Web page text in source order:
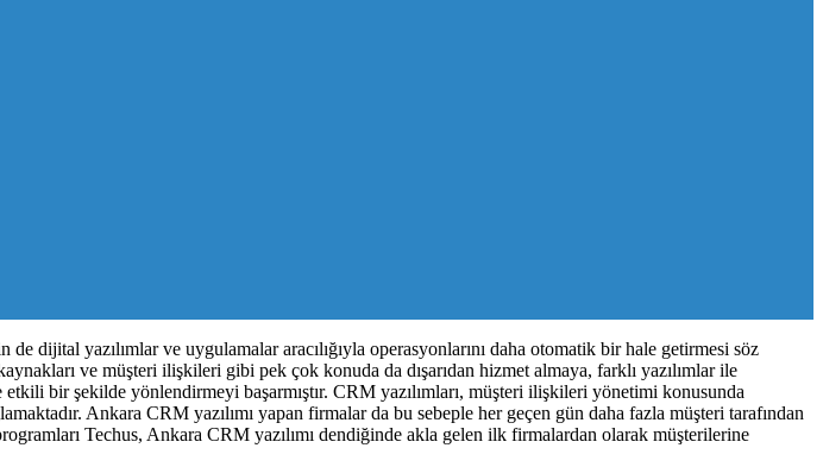
dijital yazılımlar ve uygulamalar aracılığıyla operasyonlarını daha otomatik bir hale getirmesi söz
ve müşteri ilişkileri gibi pek çok konuda da dışarıdan hizmet almaya, farklı yazılımlar ile
bir şekilde yönlendirmeyi başarmıştır. CRM yazılımları, müşteri ilişkileri yönetimi konusunda
Ankara CRM yazılımı yapan firmalar da bu sebeple her geçen gün daha fazla müşteri tarafından
Techus, Ankara CRM yazılımı dendiğinde akla gelen ilk firmalardan olarak müşterilerine